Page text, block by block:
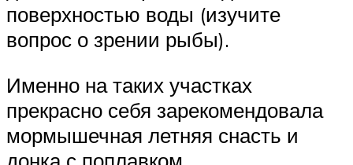
поверхностью воды (изучите
вопрос о зрении рыбы).
Именно на таких участках
прекрасно себя зарекомендовала
мормышечная летняя снасть и